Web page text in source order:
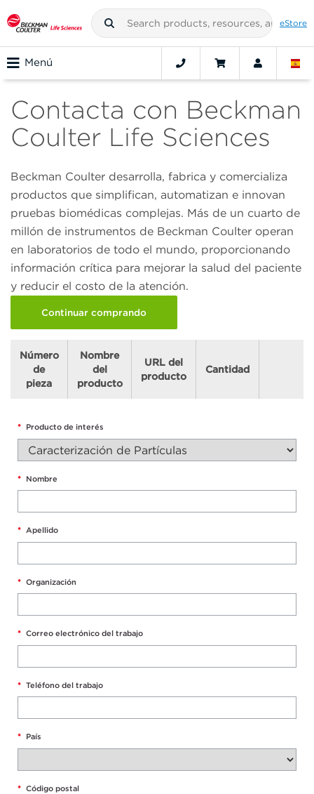
eStore
Menú
Contacta con Beckman
Coulter Life Sciences
Beckman Coulter desarrolla, fabrica y comercializa
productos que simplifican, automatizan e innovan
pruebas biomédicas complejas. Más de un cuarto de
millón de instrumentos de Beckman Coulter operan
en laboratorios de todo el mundo, proporcionando
información crítica para mejorar la salud del paciente
y reducir el costo de la atención.
Continuar comprando
Número
de
pieza
Nombre
del
producto
URL del
producto
Cantidad
* Producto de interés
* Nombre
* Apellido
* Organización
* Correo electrónico del trabajo
* Teléfono del trabajo
* País
* Código postal